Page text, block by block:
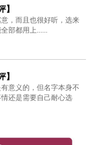
】
，而且也很好听，选来
部都用上......
】
意义的，但名字本身不
还是需要自己耐心选